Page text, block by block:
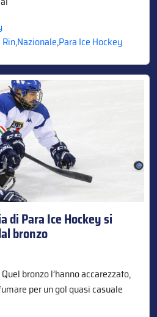
,Nazionale,Para Ice Hockey
di Para Ice Hockey si
bronzo
bronzo l’hanno accarezzato,
per un gol quasi casuale